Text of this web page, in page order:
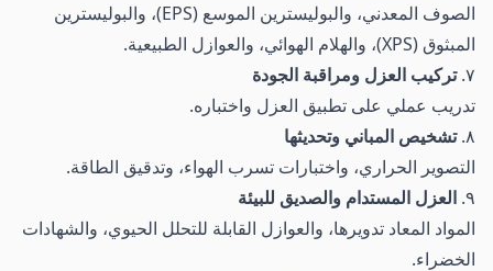
الصوف المعدني، والبوليسترين الموسع (EPS)، والبوليسترين
المبثوق (XPS)، والهلام الهوائي، والعوازل الطبيعية.
٧. تركيب العزل ومراقبة الجودة
تدريب عملي على تطبيق العزل واختباره.
٨. تشخيص المباني وتحديثها
التصوير الحراري، واختبارات تسرب الهواء، وتدقيق الطاقة.
٩. العزل المستدام والصديق للبيئة
المواد المعاد تدويرها، والعوازل القابلة للتحلل الحيوي، والشهادات
الخضراء.